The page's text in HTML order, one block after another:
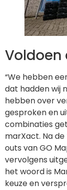
“We hebben
dat hadden wij
hebben over
gesproken en
combinaties
marXact. Na
outs van GO
vervolgens
het woord is
keuze en